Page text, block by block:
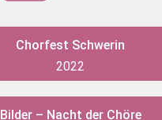
Chorfest Schwerin
2022
Bilder – Nacht der Chöre